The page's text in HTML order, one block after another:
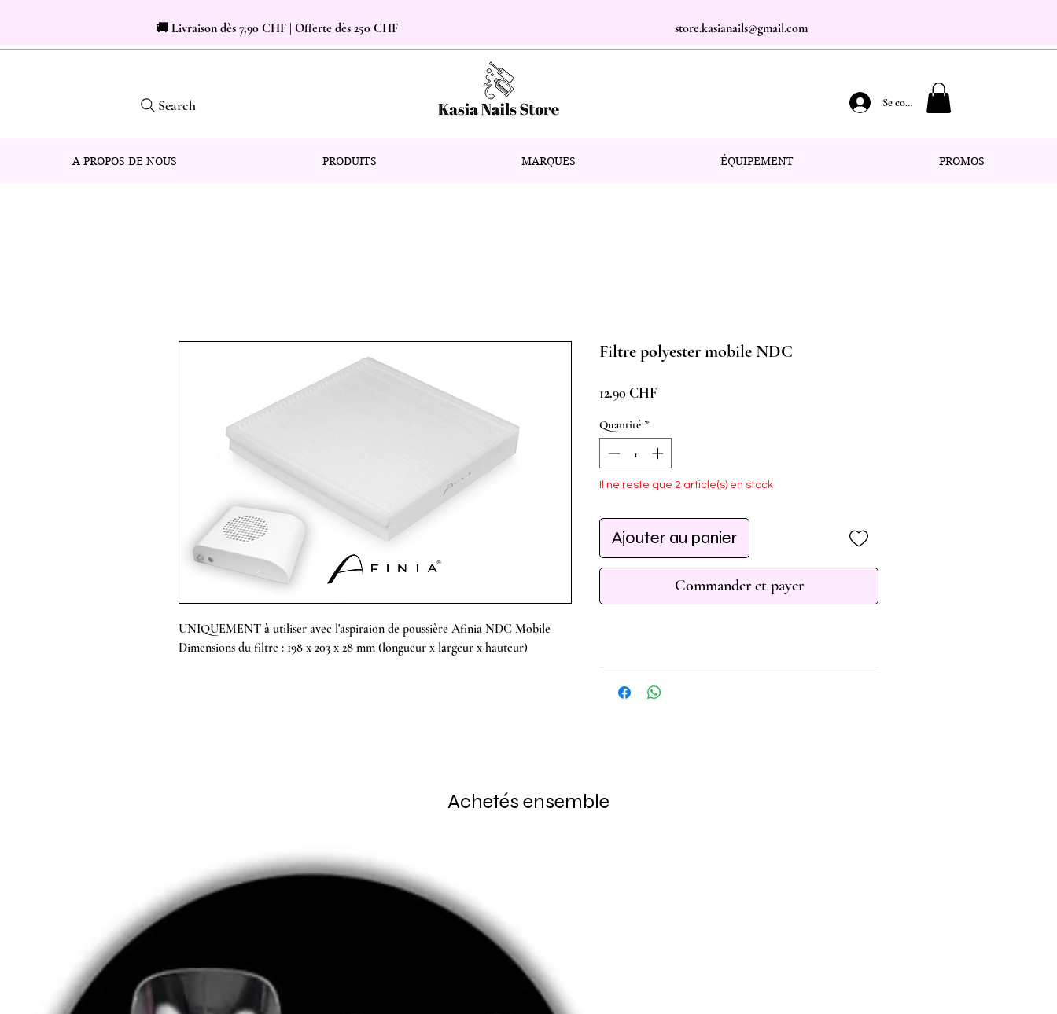
🚚 Livraison dès 7,90 CHF | Offerte dès 250 CHF store.kasianails@gmail.com
Search Se connecter
A PROPOS DE NOUS PRODUITS MARQUES ÉQUIPEMENT PROMOS
UNIQUEMENT à utiliser avec l'aspiraion de poussière Afinia NDC Mobile
Dimensions du filtre : 198 x 203 x 28 mm (longueur x largeur x hauteur)
Filtre polyester mobile NDC
12.90 CHFPrix
Quantité *
Il ne reste que 2 article(s) en stock
Ajouter au panier
Commander et payer
Achetés ensemble